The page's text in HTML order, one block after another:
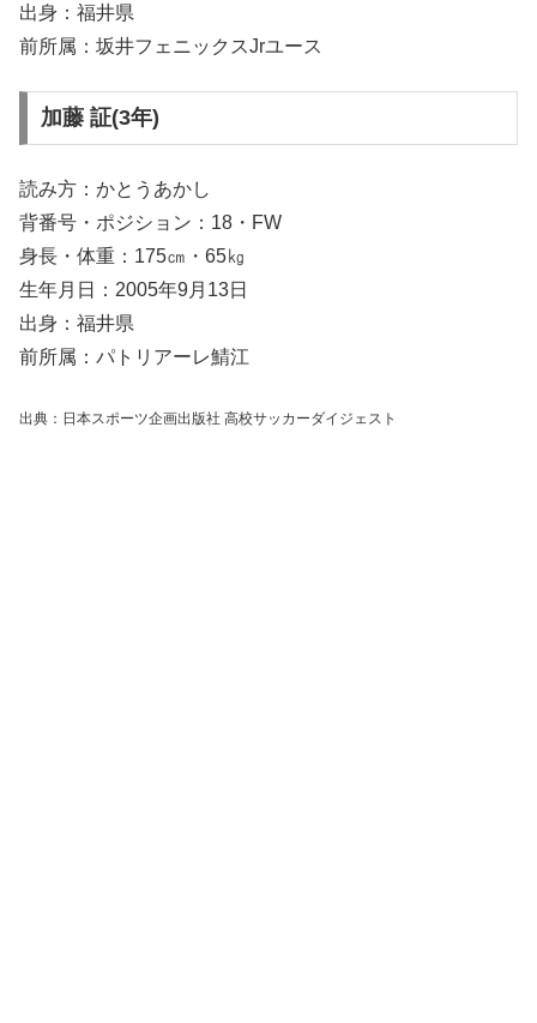
出身：福井県
前所属：坂井フェニックスJrユース
加藤 証(3年)
読み方：かとうあかし
背番号・ポジション：18・FW
身長・体重：175㎝・65㎏
生年月日：2005年9月13日
出身：福井県
前所属：パトリアーレ鯖江
出典：日本スポーツ企画出版社 高校サッカーダイジェスト